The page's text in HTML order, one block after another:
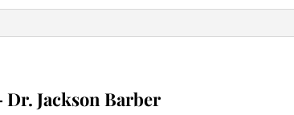
Dr. Jackson Barber